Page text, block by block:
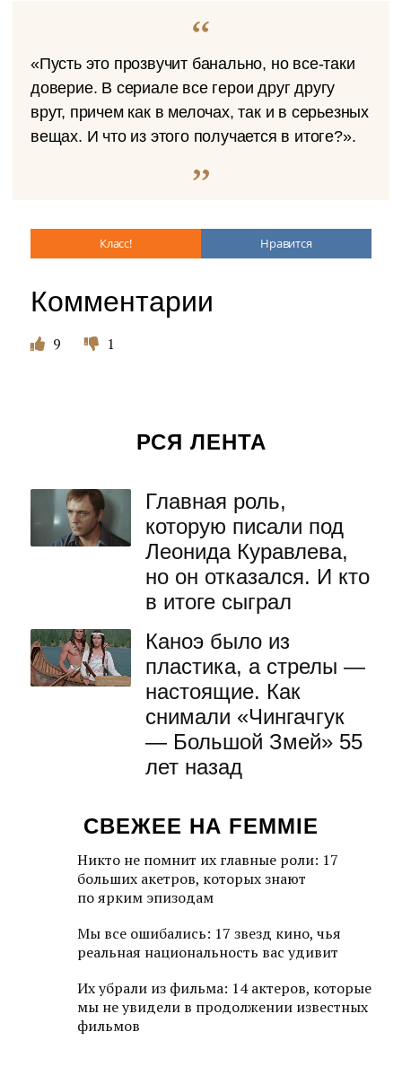
«Пусть это прозвучит банально, но все-таки
доверие. В сериале все герои друг другу
врут, причем как в мелочах, так и в серьезных
вещах. И что из этого получается в итоге?».
Класс! Нравится
Комментарии
9 1
РСЯ ЛЕНТА
Главная роль,
которую писали под
Леонида Куравлева,
но он отказался. И кто
в итоге сыграл
Каноэ было из
пластика, а стрелы —
настоящие. Как
снимали «Чингачгук
— Большой Змей» 55
лет назад
СВЕЖЕЕ НА FEMMIE
Никто не помнит их главные роли: 17
больших акетров, которых знают
по ярким эпизодам
Мы все ошибались: 17 звезд кино, чья
реальная национальность вас удивит
Их убрали из фильма: 14 актеров, которые
мы не увидели в продолжении известных
фильмов